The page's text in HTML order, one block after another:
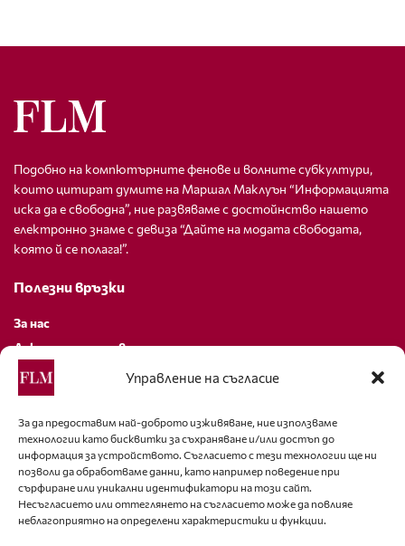
Управление на съгласие
За да предоставим най-доброто изживяване, ние използваме
технологии като бисквитки за съхраняване и/или достъп до
информация за устройството. Съгласието с тези технологии ще ни
позволи да обработваме данни, като например поведение при
сърфиране или уникални идентификатори на този сайт.
Несъгласието или оттеглянето на съгласието може да повлияе
неблагоприятно на определени характеристики и функции.
Подобно на компютърните фенове и волните субкултури,
които цитират думите на Маршал Маклуън “Информацията
иска да е свободна”, ние развяваме с достойнство нашето
електронно знаме с девиза “Дайте на модата свободата,
която й се полага!”.
Полезни връзки
За нас
Декларация за поверителност
Политика за бисквитки
За контакти
editor@fashion-lifestyle.net
+359 88 227 33 47
Последвайте ни